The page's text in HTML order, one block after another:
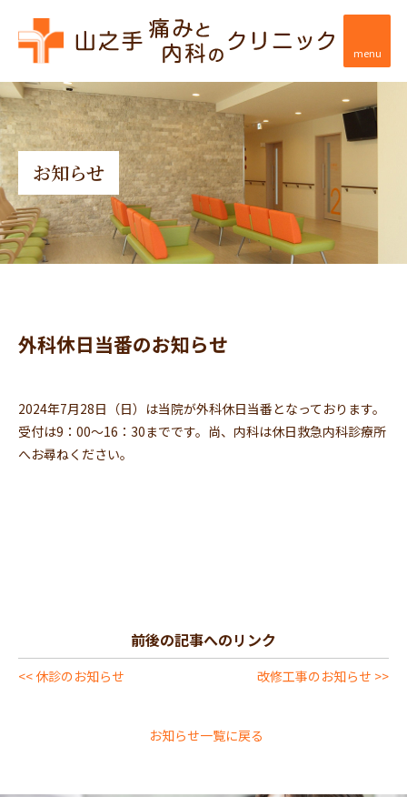
お知らせ
外科休日当番のお知らせ
2024年7月28日（日）は当院が外科休日当番となっております。
受付は9：00～16：30までです。尚、内科は休日救急内科診療所
へお尋ねください。
前後の記事へのリンク
<< 休診のお知らせ 改修工事のお知らせ >>
お知らせ一覧に戻る
menu